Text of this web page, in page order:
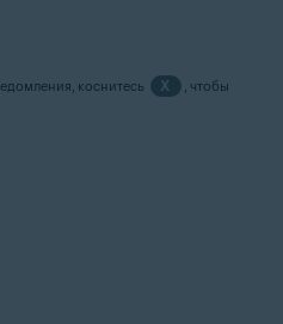
коснитесь X
, чтобы